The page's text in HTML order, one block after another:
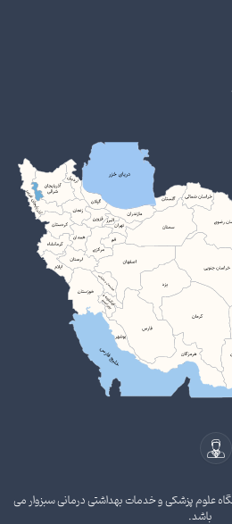
علوم پزشکی و خدمات بهداشتی درمانی سبزوار می
باشد.